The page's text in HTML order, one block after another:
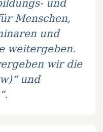
und
Menschen,
und
weitergeben.
wir die
und